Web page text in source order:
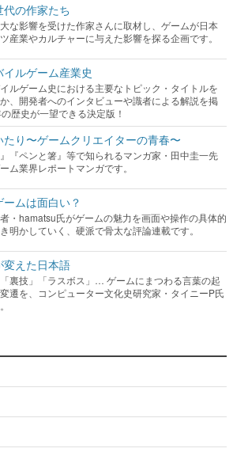
代の作家たち
な影響を受けた作家さんに取材し、ゲームが日本
産業やカルチャーに与えた影響を探る企画です。
イルゲーム産業史
ルゲーム史における主要なトピック・タイトルを
、開発者へのインタビューや識者による解説を掲
歴史が一望できる決定版！
たり〜ゲームクリエイターの青春〜
』『ペンと箸』等で知られるマンガ家・田中圭一先
ム業界レポートマンガです。
ームは面白い？
・hamatsu氏がゲームの魅力を画面や操作の具体的
明かしていく、硬派で骨太な評論連載です。
変えた日本語
「裏技」「ラスボス」… ゲームにまつわる言葉の起
遷を、コンピューター文化史研究家・タイニーP氏